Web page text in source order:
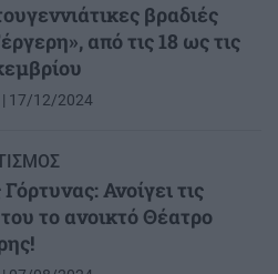
βραδιές
από τις 18 ως τις
| 17/12/2024
Ανοίγει τις
το ανοικτό Θέατρο